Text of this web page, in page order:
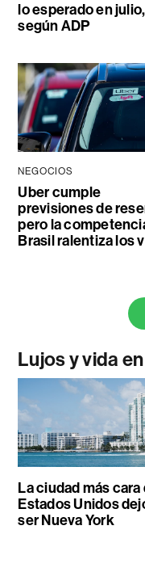
lo esperado en julio,
según ADP
NEGOCIOS
Uber cumple
previsiones de
pero la
Brasil ralentiza los
Lujos y vida
La ciudad más cara
Estados Unidos
ser Nueva York